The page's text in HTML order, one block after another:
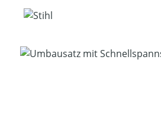
Bildergalerie überspringen